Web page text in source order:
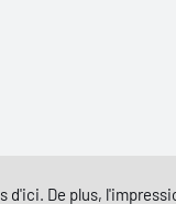
De plus,